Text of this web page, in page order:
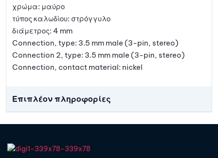
χρώμα: μαύρο
τύπος καλωδίου: στρόγγυλο
διάμετρος: 4 mm
Connection, type: 3.5 mm male (3-pin, stereo)
Connection 2, type: 3.5 mm male (3-pin, stereo)
Connection, contact material: nickel
Επιπλέον πληροφορίες